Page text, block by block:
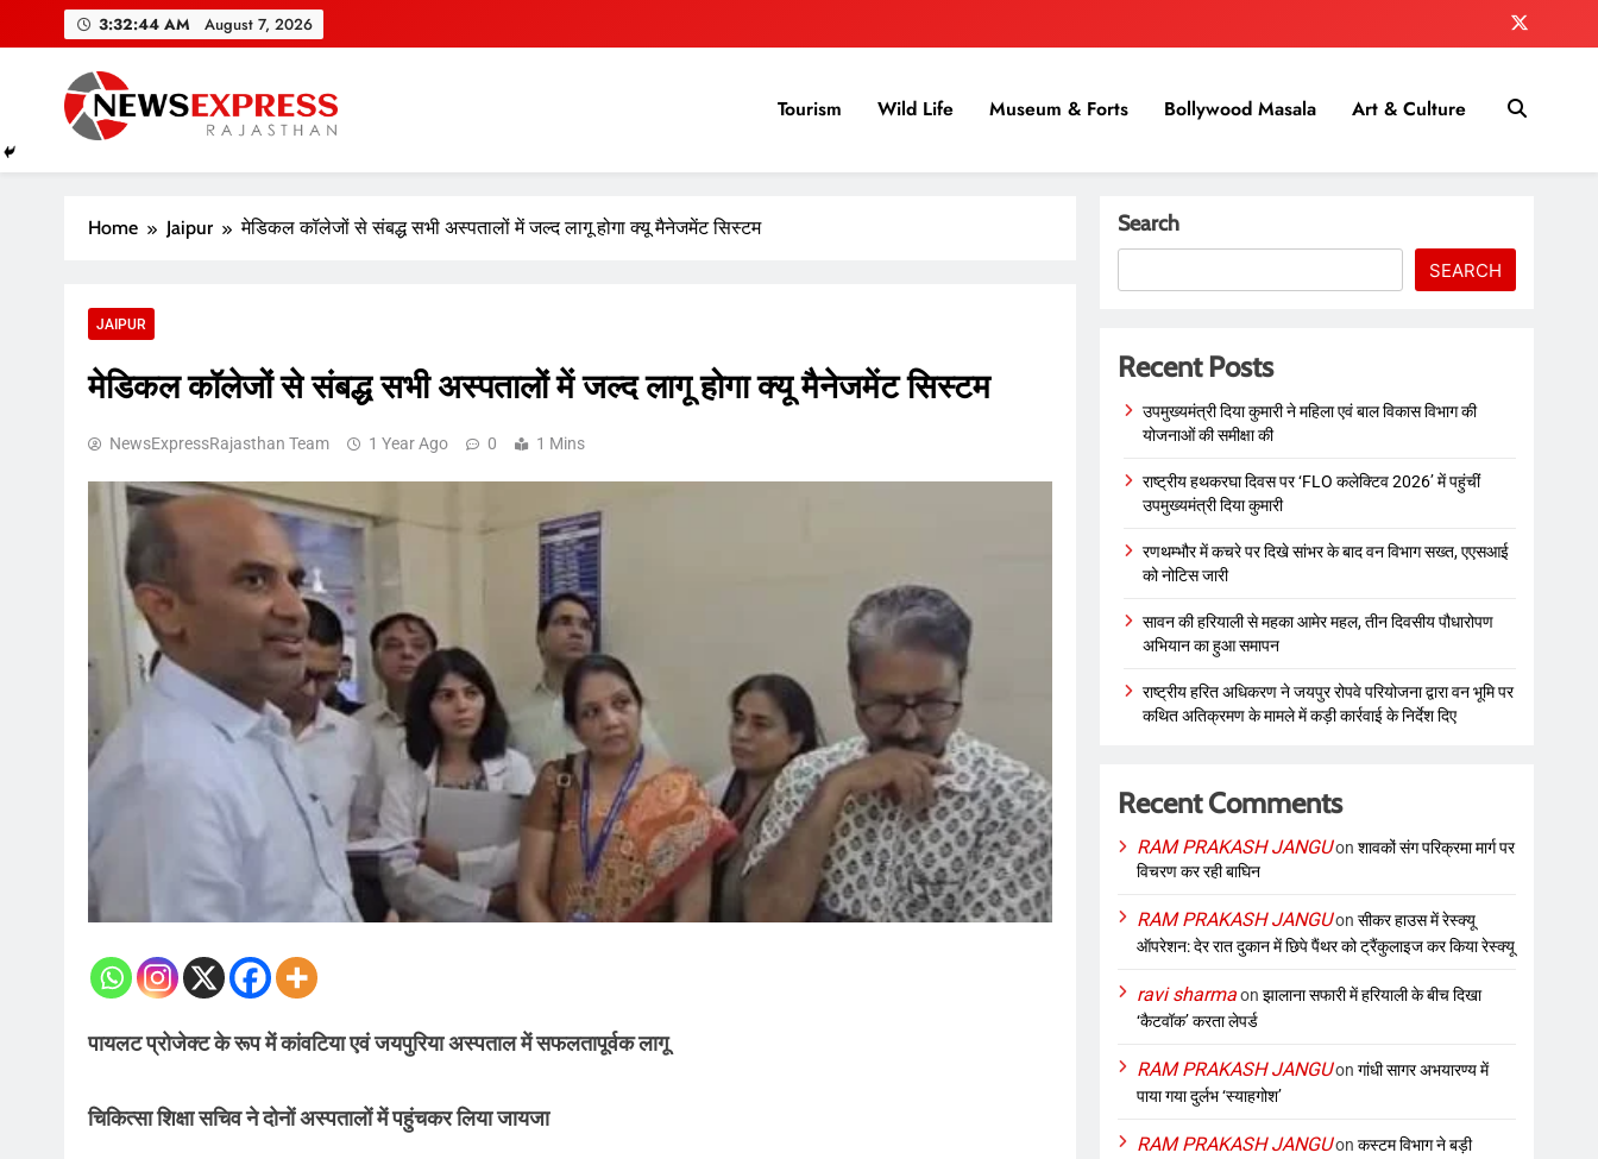
3:32:45 AM August 7, 2026
Tourism Wild Life Museum & Forts Bollywood Masala Art & Culture
Home Jaipur मेडिकल कॉलेजों से संबद्ध सभी अस्पतालों में जल्द लागू होगा क्यू मैनेजमेंट सिस्टम
JAIPUR
मेडिकल कॉलेजों से संबद्ध सभी अस्पतालों में जल्द लागू होगा क्यू मैनेजमेंट सिस्टम
NewsExpressRajasthan Team 1 Year Ago 0 1 Mins
पायलट प्रोजेक्ट के रूप में कांवटिया एवं जयपुरिया अस्पताल में सफलतापूर्वक लागू
चिकित्सा शिक्षा सचिव ने दोनों अस्पतालों में पहुंचकर लिया जायजा
Search
SEARCH
Recent Posts
उपमुख्यमंत्री दिया कुमारी ने महिला एवं बाल विकास विभाग की
योजनाओं की समीक्षा की
राष्ट्रीय हथकरघा दिवस पर ‘FLO कलेक्टिव 2026’ में पहुंचीं
उपमुख्यमंत्री दिया कुमारी
रणथम्भौर में कचरे पर दिखे सांभर के बाद वन विभाग सख्त, एएसआई
को नोटिस जारी
सावन की हरियाली से महका आमेर महल, तीन दिवसीय पौधारोपण
अभियान का हुआ समापन
राष्ट्रीय हरित अधिकरण ने जयपुर रोपवे परियोजना द्वारा वन भूमि पर
कथित अतिक्रमण के मामले में कड़ी कार्रवाई के निर्देश दिए
Recent Comments
RAM PRAKASH JANGUonशावकों संग परिक्रमा मार्ग पर
विचरण कर रही बाघिन
RAM PRAKASH JANGUonसीकर हाउस में रेस्क्यू
ऑपरेशन: देर रात दुकान में छिपे पैंथर को ट्रैंकुलाइज कर किया रेस्क्यू
ravi sharmaonझालाना सफारी में हरियाली के बीच दिखा
‘कैटवॉक’ करता लेपर्ड
RAM PRAKASH JANGUonगांधी सागर अभयारण्य में
पाया गया दुर्लभ ‘स्याहगोश’
RAM PRAKASH JANGUonकस्टम विभाग ने बड़ी